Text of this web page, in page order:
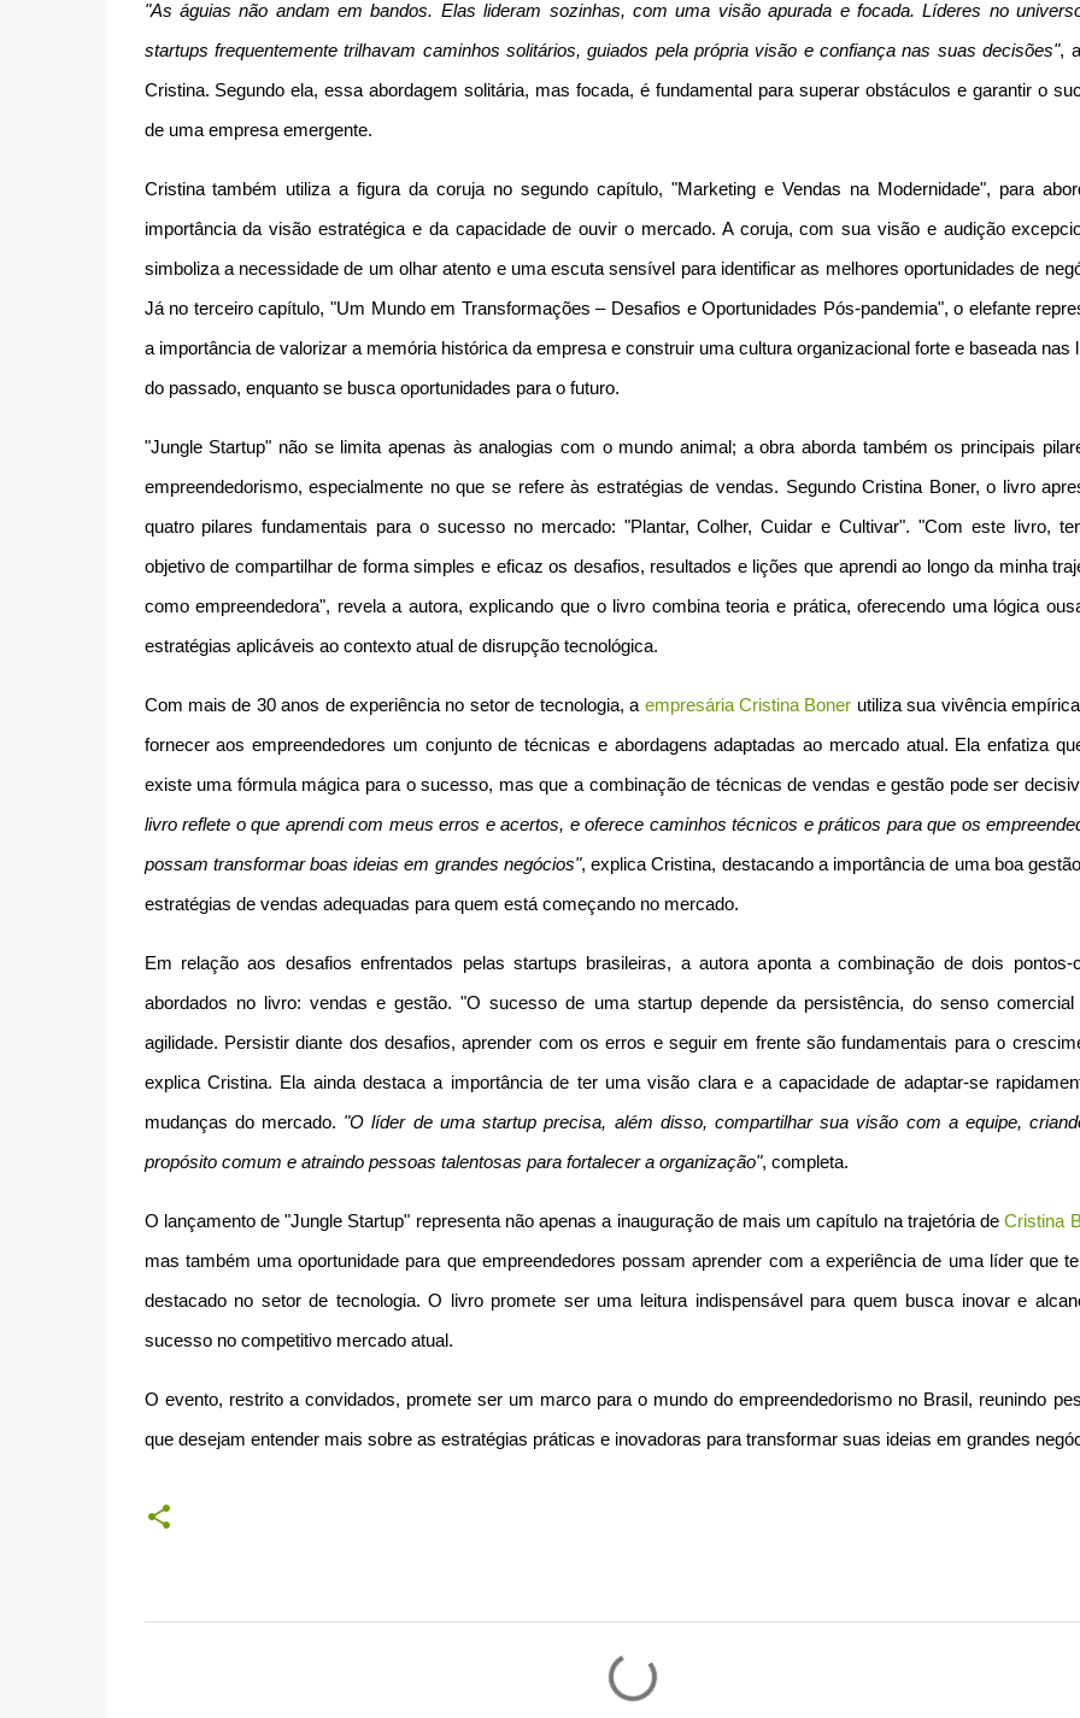
"As águias não andam em bandos. Elas lideram sozinhas, com uma visão apurada e focada. Líderes no
startups frequentemente trilhavam caminhos solitários, guiados pela própria visão e confiança nas suas decisões",
Cristina. Segundo ela, essa abordagem solitária, mas focada, é fundamental para superar obstáculos e garantir o
de uma empresa emergente.
Cristina também utiliza a figura da coruja no segundo capítulo, "Marketing e Vendas na Modernidade", para
importância da visão estratégica e da capacidade de ouvir o mercado. A coruja, com sua visão e audição
simboliza a necessidade de um olhar atento e uma escuta sensível para identificar as melhores oportunidades de
Já no terceiro capítulo, "Um Mundo em Transformações – Desafios e Oportunidades Pós-pandemia", o elefante
a importância de valorizar a memória histórica da empresa e construir uma cultura organizacional forte e baseada nas
do passado, enquanto se busca oportunidades para o futuro.
"Jungle Startup" não se limita apenas às analogias com o mundo animal; a obra aborda também os principais
empreendedorismo, especialmente no que se refere às estratégias de vendas. Segundo Cristina Boner, o livro
quatro pilares fundamentais para o sucesso no mercado: "Plantar, Colher, Cuidar e Cultivar". "Com este livro,
objetivo de compartilhar de forma simples e eficaz os desafios, resultados e lições que aprendi ao longo da minha
como empreendedora", revela a autora, explicando que o livro combina teoria e prática, oferecendo uma lógica
estratégias aplicáveis ao contexto atual de disrupção tecnológica.
Com mais de 30 anos de experiência no setor de tecnologia, a empresária Cristina Boner utiliza sua vivência
fornecer aos empreendedores um conjunto de técnicas e abordagens adaptadas ao mercado atual. Ela enfatiza
existe uma fórmula mágica para o sucesso, mas que a combinação de técnicas de vendas e gestão pode ser
livro reflete o que aprendi com meus erros e acertos, e oferece caminhos técnicos e práticos para que os
possam transformar boas ideias em grandes negócios", explica Cristina, destacando a importância de uma boa
estratégias de vendas adequadas para quem está começando no mercado.
Em relação aos desafios enfrentados pelas startups brasileiras, a autora aponta a combinação de dois pontos-
abordados no livro: vendas e gestão. "O sucesso de uma startup depende da persistência, do senso
agilidade. Persistir diante dos desafios, aprender com os erros e seguir em frente são fundamentais para o
explica Cristina. Ela ainda destaca a importância de ter uma visão clara e a capacidade de adaptar-se
mudanças do mercado. "O líder de uma startup precisa, além disso, compartilhar sua visão com a equipe,
propósito comum e atraindo pessoas talentosas para fortalecer a organização", completa.
O lançamento de "Jungle Startup" representa não apenas a inauguração de mais um capítulo na trajetória deCristina
mas também uma oportunidade para que empreendedores possam aprender com a experiência de uma líder que
destacado no setor de tecnologia. O livro promete ser uma leitura indispensável para quem busca inovar e
sucesso no competitivo mercado atual.
O evento, restrito a convidados, promete ser um marco para o mundo do empreendedorismo no Brasil, reunindo
que desejam entender mais sobre as estratégias práticas e inovadoras para transformar suas ideias em grandes